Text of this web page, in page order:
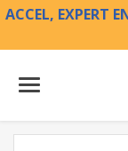
ACCEL, EXPERT